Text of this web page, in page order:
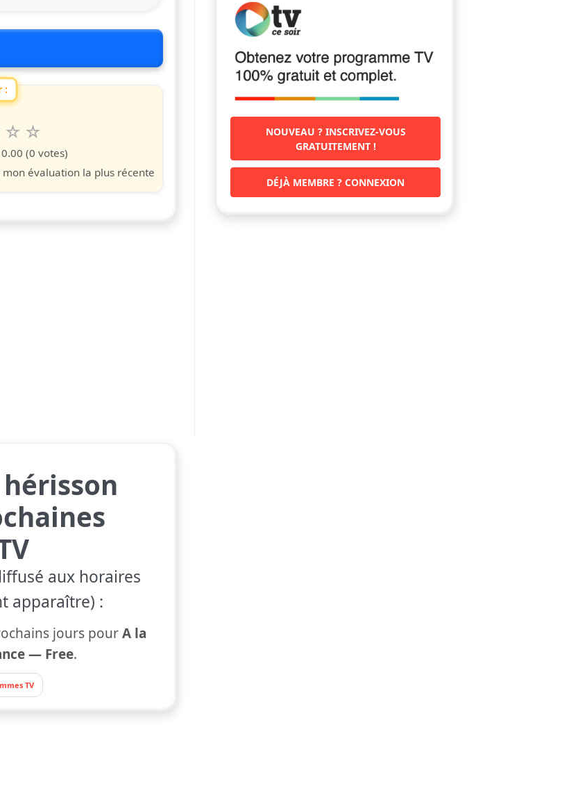
:
da 1 a 10 étoiles
10
0.00 (0 votes)
évaluation la plus récente
aux horaires
apparaître) :
jours pourA la
— Free.
TV
NOUVEAU ? INSCRIVEZ-VOUS
GRATUITEMENT !
DÉJÀ MEMBRE ? CONNEXION